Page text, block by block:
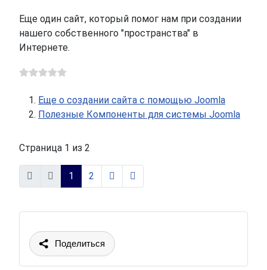
Еще один сайт, который помог нам при создании
нашего собственного "пространства" в
Интернете.
Еще о создании сайта с помощью Joomla
Полезные Компоненты для системы Joomla
Страница 1 из 2
1 2
Поделиться